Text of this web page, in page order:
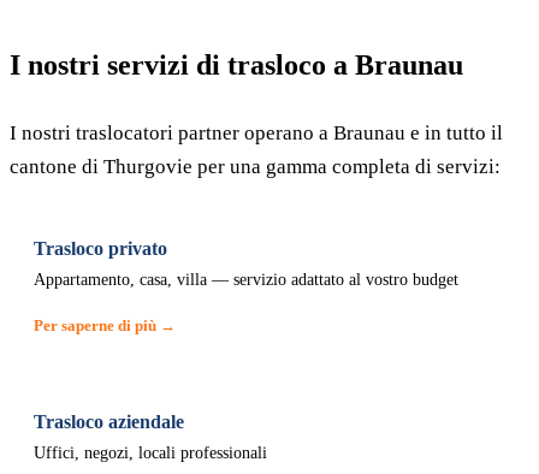
I nostri servizi di trasloco a Braunau
I nostri traslocatori partner operano a Braunau e in tutto il
cantone di Thurgovie per una gamma completa di servizi:
Trasloco privato
Appartamento, casa, villa — servizio adattato al vostro budget
Per saperne di più →
Trasloco aziendale
Uffici, negozi, locali professionali